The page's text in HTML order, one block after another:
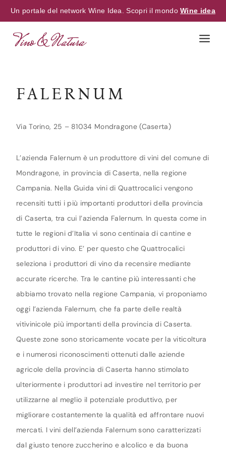
Un portale del network Wine Idea. Scopri il mondoWine idea
FALERNUM
Via Torino, 25 – 81034 Mondragone (Caserta)
L’azienda Falernum è un produttore di vini del comune di
Mondragone, in provincia di Caserta, nella regione
Campania. Nella Guida vini di Quattrocalici vengono
recensiti tutti i più importanti produttori della provincia
di Caserta, tra cui l’azienda Falernum. In questa come in
tutte le regioni d’Italia vi sono centinaia di cantine e
produttori di vino. E’ per questo che Quattrocalici
seleziona i produttori di vino da recensire mediante
accurate ricerche. Tra le cantine più interessanti che
abbiamo trovato nella regione Campania, vi proponiamo
oggi l’azienda Falernum, che fa parte delle realtà
vitivinicole più importanti della provincia di Caserta.
Queste zone sono storicamente vocate per la viticoltura
e i numerosi riconoscimenti ottenuti dalle aziende
agricole della provincia di Caserta hanno stimolato
ulteriormente i produttori ad investire nel territorio per
utilizzarne al meglio il potenziale produttivo, per
migliorare costantemente la qualità ed affrontare nuovi
mercati. I vini dell’azienda Falernum sono caratterizzati
dal giusto tenore zuccherino e alcolico e da buona